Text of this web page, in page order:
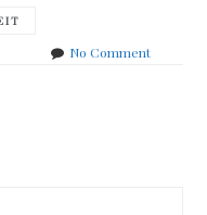
No Commenton